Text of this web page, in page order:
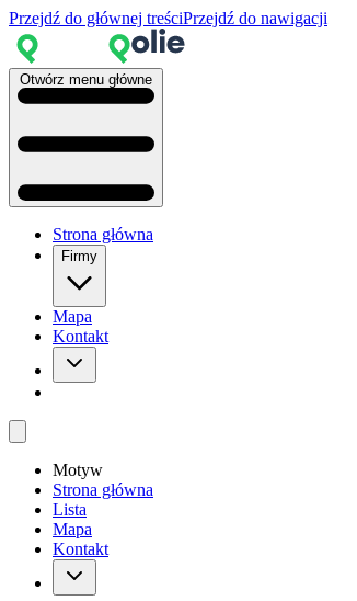
Przejdź do głównej treściPrzejdź do nawigacji
Otwórz menu główne
Strona główna
Firmy
Mapa
Kontakt
Motyw
Strona główna
Lista
Mapa
Kontakt